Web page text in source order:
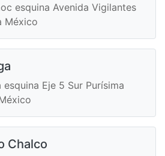
esquina Avenida Vigilantes
México
Eje 5 Sur Purísima
Chalco